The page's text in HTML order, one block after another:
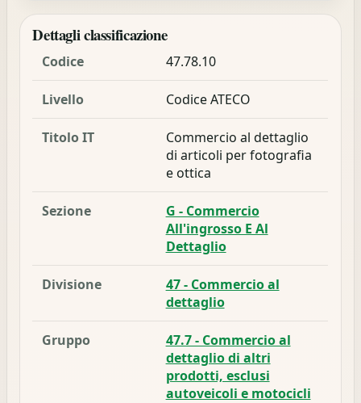
Dettagli classificazione
Codice 47.78.10
Livello Codice ATECO
Titolo IT
Commercio al dettaglio
di articoli per fotografia
e ottica
Sezione
G - Commercio
All'ingrosso E Al
Dettaglio
Divisione
47 - Commercio al
dettaglio
Gruppo
47.7 - Commercio al
dettaglio di altri
prodotti, esclusi
autoveicoli e motocicli